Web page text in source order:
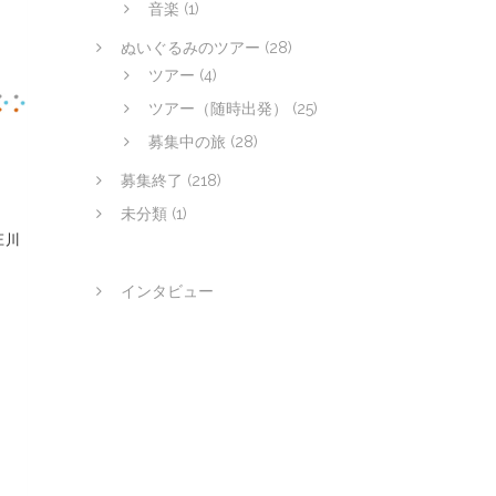
音楽 (1)
ぬいぐるみのツアー (28)
ツアー (4)
ツアー（随時出発）
(25)
募集中の旅 (28)
募集終了 (218)
未分類 (1)
インタビュー